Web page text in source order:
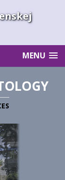
MENU